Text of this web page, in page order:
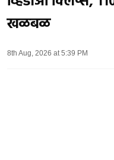
खळबळ
8th Aug, 2026 at 5:39 PM